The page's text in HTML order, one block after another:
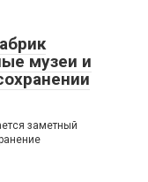
музеи и
заметный